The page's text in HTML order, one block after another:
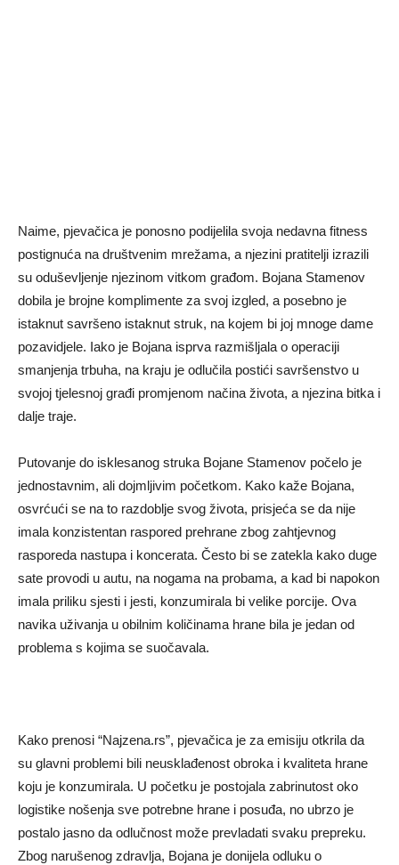
Naime, pjevačica je ponosno podijelila svoja nedavna fitness
postignuća na društvenim mrežama, a njezini pratitelji izrazili
su oduševljenje njezinom vitkom građom. Bojana Stamenov
dobila je brojne komplimente za svoj izgled, a posebno je
istaknut savršeno istaknut struk, na kojem bi joj mnoge dame
pozavidjele. Iako je Bojana isprva razmišljala o operaciji
smanjenja trbuha, na kraju je odlučila postići savršenstvo u
svojoj tjelesnoj građi promjenom načina života, a njezina bitka i
dalje traje.
Putovanje do isklesanog struka Bojane Stamenov počelo je
jednostavnim, ali dojmljivim početkom. Kako kaže Bojana,
osvrćući se na to razdoblje svog života, prisjeća se da nije
imala konzistentan raspored prehrane zbog zahtjevnog
rasporeda nastupa i koncerata. Često bi se zatekla kako duge
sate provodi u autu, na nogama na probama, a kad bi napokon
imala priliku sjesti i jesti, konzumirala bi velike porcije. Ova
navika uživanja u obilnim količinama hrane bila je jedan od
problema s kojima se suočavala.
Kako prenosi “Najzena.rs”, pjevačica je za emisiju otkrila da
su glavni problemi bili neusklađenost obroka i kvaliteta hrane
koju je konzumirala. U početku je postojala zabrinutost oko
logistike nošenja sve potrebne hrane i posuđa, no ubrzo je
postalo jasno da odlučnost može prevladati svaku prepreku.
Zbog narušenog zdravlja, Bojana je donijela odluku o